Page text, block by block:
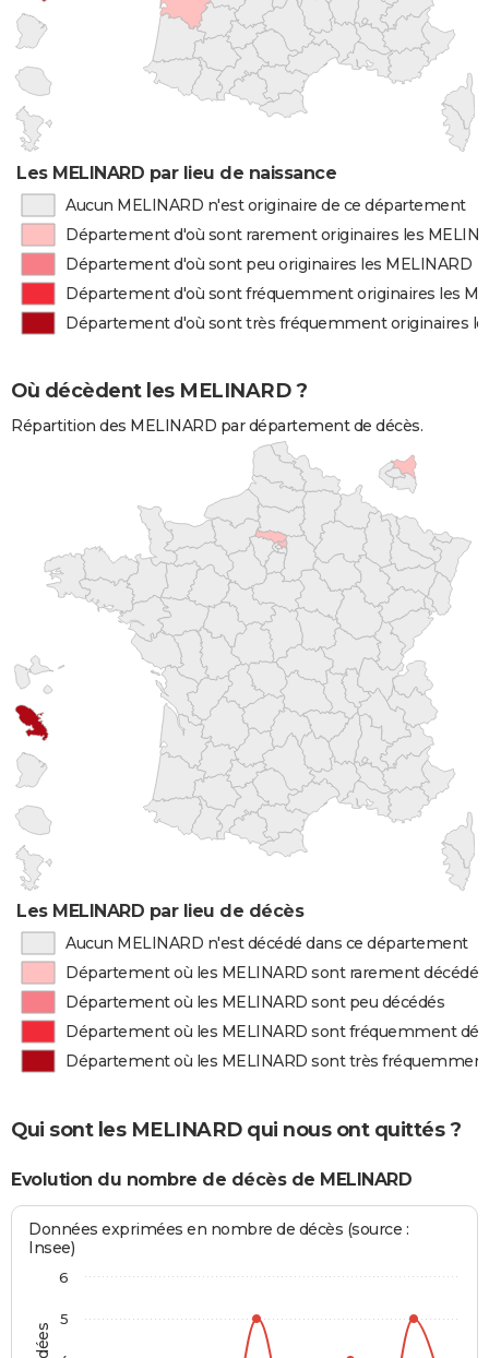
Les MELINARD par lieu de naissance
Aucun MELINARD n'est originaire de ce département
Département d'où sont rarement originaires les
Département d'où sont peu originaires les MELINARD
Département d'où sont fréquemment originaires les
Département d'où sont très fréquemment originaires
Où décèdent les MELINARD ?
Répartition des MELINARD par département de décès.
Les MELINARD par lieu de décès
Aucun MELINARD n'est décédé dans ce département
Département où les MELINARD sont rarement décédés
Département où les MELINARD sont peu décédés
Département où les MELINARD sont fréquemment
Département où les MELINARD sont très
Qui sont les MELINARD qui nous ont quittés ?
Evolution du nombre de décès de MELINARD
Données exprimées en nombre de décès (source :
Insee)
5
6